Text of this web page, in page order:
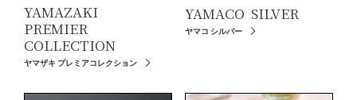
YAMAZAKI
PREMIER
COLLECTION
ヤマザキ プレミアコレクション
YAMACO SILVER
ヤマコ シルバー